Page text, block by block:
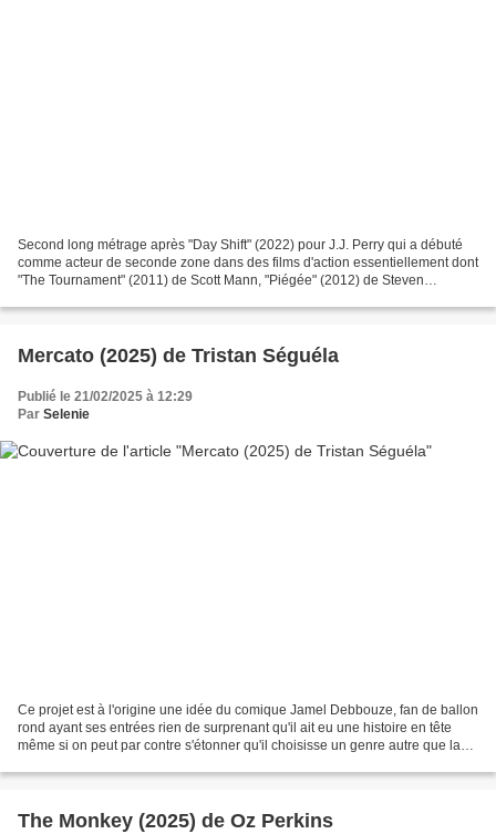
Second long métrage après "Day Shift" (2022) pour J.J. Perry qui a débuté
comme acteur de seconde zone dans des films d'action essentiellement dont
"The Tournament" (2011) de Scott Mann, "Piégée" (2012) de Steven
Mercato (2025) de Tristan Séguéla
Publié le 21/02/2025 à 12:29
Par Selenie
Ce projet est à l'origine une idée du comique Jamel Debbouze, fan de ballon
rond ayant ses entrées rien de surprenant qu'il ait eu une histoire en tête
même si on peut par contre s'étonner qu'il choisisse un genre autre que la
The Monkey (2025) de Oz Perkins